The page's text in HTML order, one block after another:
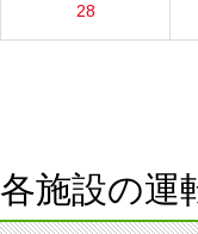
28
各施設の運